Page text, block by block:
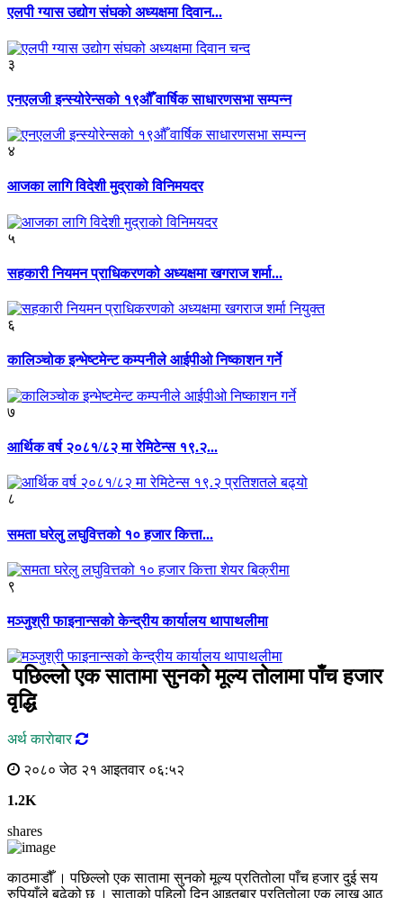
एलपी ग्यास उद्योग संघको अध्यक्षमा दिवान...
३
एनएलजी इन्स्योरेन्सको १९औँ वार्षिक साधारणसभा सम्पन्न
४
आजका लागि विदेशी मुद्राको विनिमयदर
५
सहकारी नियमन प्राधिकरणको अध्यक्षमा खगराज शर्मा...
६
कालिञ्चोक इन्भेष्टमेन्ट कम्पनीले आईपीओ निष्काशन गर्ने
७
आर्थिक वर्ष २०८१/८२ मा रेमिटेन्स १९.२...
८
समता घरेलु लघुवित्तको १० हजार कित्ता...
९
मञ्जुश्री फाइनान्सको केन्द्रीय कार्यालय थापाथलीमा
पछिल्लो एक सातामा सुनको मूल्य तोलामा पाँच हजार
वृद्धि
अर्थ काराेबार
२०८० जेठ २१ आइतवार ०६:५२
1.2K
shares
काठमाडौँ । पछिल्लो एक सातामा सुनको मूल्य प्रतितोला पाँच हजार दुई सय
रुपियाँले बढेको छ । साताको पहिलो दिन आइतबार प्रतितोला एक लाख आठ